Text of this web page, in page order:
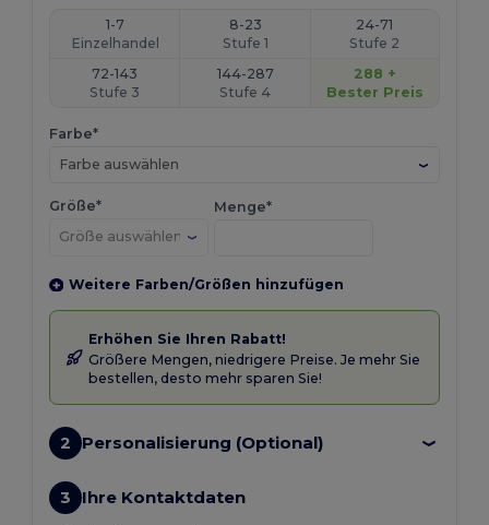
1-7
Einzelhandel
8-23
Stufe 1
24-71
Stufe 2
72-143
Stufe 3
144-287
Stufe 4
288 +
Bester Preis
Farbe*
Farbe auswählen
Größe* Menge*
Weitere Farben/Größen hinzufügen
Erhöhen Sie Ihren Rabatt!
Größere Mengen, niedrigere Preise. Je mehr Sie
bestellen, desto mehr sparen Sie!
2 Personalisierung (Optional)
3 Ihre Kontaktdaten